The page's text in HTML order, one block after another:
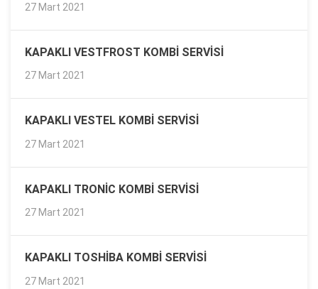
27 Mart 2021
KAPAKLI VESTFROST KOMBI SERVISI
27 Mart 2021
KAPAKLI VESTEL KOMBI SERVISI
27 Mart 2021
KAPAKLI TRONIC KOMBI SERVISI
27 Mart 2021
KAPAKLI TOSHIBA KOMBI SERVISI
27 Mart 2021